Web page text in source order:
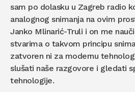
sam po dolasku u Zagreb radio
analognog snimanja na ovim
Janko Mlinarić-Truli i on me
stvarima o takvom principu
zatvoren ni za modernu
slušati naše razgovore i gledati
tehnologije.